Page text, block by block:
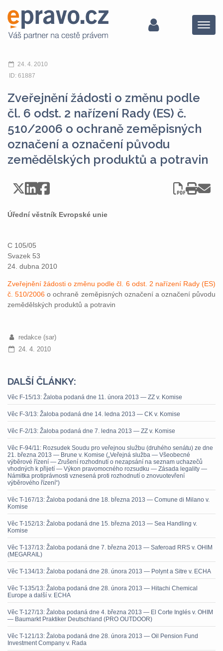
Menu
24. 4. 2010
ID: 61887
Zveřejnění žádosti o změnu podle
čl. 6 odst. 2 nařízení Rady (ES) č.
510/2006 o ochraně zeměpisných
označení a označení původu
zemědělských produktů a potravin
Úřední věstník Evropské unie
C 105/05
Svazek 53
24. dubna 2010
Zveřejnění žádosti o změnu podle čl. 6 odst. 2 nařízení Rady (ES)
č. 510/2006 o ochraně zeměpisných označení a označení původu
zemědělských produktů a potravin
redakce (sar)
24. 4. 2010
DALŠÍ ČLÁNKY:
Věc F-15/13: Žaloba podaná dne 11. února 2013 — ZZ v. Komise
Věc F-3/13: Žaloba podaná dne 14. ledna 2013 — CK v. Komise
Věc F-2/13: Žaloba podaná dne 7. ledna 2013 — ZZ v. Komise
Věc F-94/11: Rozsudek Soudu pro veřejnou službu (druhého senátu) ze dne
21. března 2013 — Brune v. Komise („Veřejná služba — Všeobecné
výběrové řízení — Zrušení rozhodnutí o nezapsání na seznam uchazečů
vhodných k přijetí — Výkon pravomocného rozsudku — Zásada legality —
Námitka protiprávnosti vznesená proti rozhodnutí o znovuotevření
výběrového řízení“)
Věc T-167/13: Žaloba podaná dne 18. března 2013 — Comune di Milano v.
Komise
Věc T-152/13: Žaloba podaná dne 15. března 2013 — Sea Handling v.
Komise
Věc T-137/13: Žaloba podaná dne 7. března 2013 — Saferoad RRS v. OHIM
(MEGARAIL)
Věc T-134/13: Žaloba podaná dne 28. února 2013 — Polynt a Sitre v. ECHA
Věc T-135/13: Žaloba podaná dne 28. února 2013 — Hitachi Chemical
Europe a další v. ECHA
Věc T-127/13: Žaloba podaná dne 4. března 2013 — El Corte Inglés v. OHIM
— Baumarkt Praktiker Deutschland (PRO OUTDOOR)
Věc T-121/13: Žaloba podaná dne 28. února 2013 — Oil Pension Fund
Investment Company v. Rada